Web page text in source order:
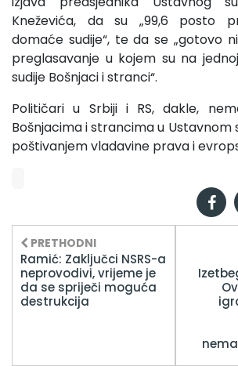
Kneževića, da su „99,6 posto
domaće sudije“, te da se „gotovo
preglasavanje u kojem su na
sudije Bošnjaci i stranci“.
Političari u Srbiji i RS, dakle,
Bošnjacima i strancima u Ustavnom
poštivanjem vladavine prava i
PRETHODNI
Ramić: Zaključci NSRS-a
neprovodivi, vrijeme je
da se spriječi moguća
destrukcija